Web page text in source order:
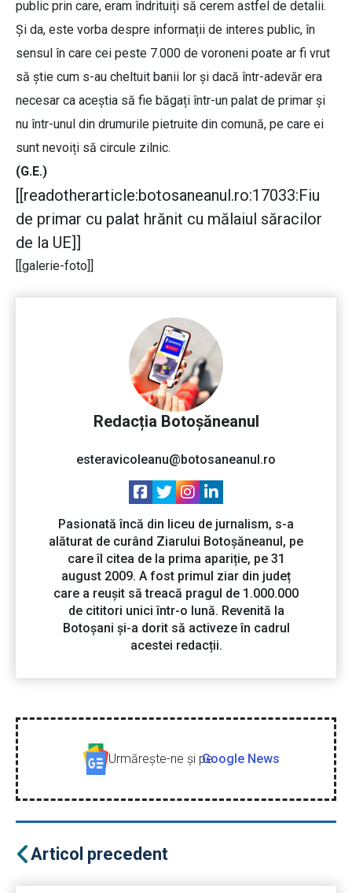
public prin care, eram îndrituiți să cerem astfel de detalii.
Și da, este vorba despre informații de interes public, în
sensul în care cei peste 7.000 de voroneni poate ar fi vrut
să știe cum s-au cheltuit banii lor și dacă într-adevăr era
necesar ca aceștia să fie băgați într-un palat de primar și
nu într-unul din drumurile pietruite din comună, pe care ei
sunt nevoiți să circule zilnic.
(G.E.)
[[readotherarticle:botosaneanul.ro:17033:Fiu
de primar cu palat hrănit cu mălaiul săracilor
de la UE]]
[[galerie-foto]]
Redacția Botoșăneanul
esteravicoleanu@botosaneanul.ro
Pasionată încă din liceu de jurnalism, s-a
alăturat de curând Ziarului Botoșăneanul, pe
care îl citea de la prima apariție, pe 31
august 2009. A fost primul ziar din județ
care a reușit să treacă pragul de 1.000.000
de cititori unici într-o lună. Revenită la
Botoșani și-a dorit să activeze în cadrul
acestei redacții.
Urmăreşte-ne şi peGoogle News
Articol precedent